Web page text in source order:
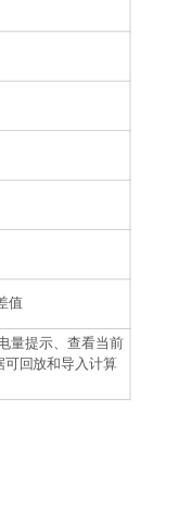
值
量提示、查看当前
可回放和导入计算